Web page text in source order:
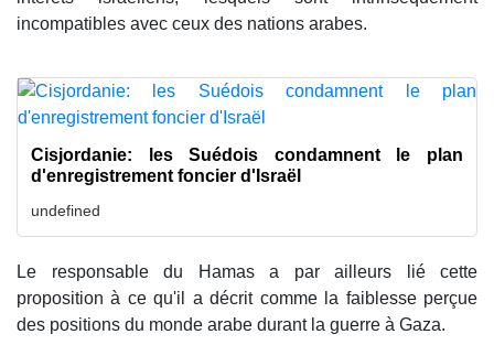
incompatibles avec ceux des nations arabes.
Cisjordanie: les Suédois condamnent le plan
d'enregistrement foncier d'Israël
undefined
Le responsable du Hamas a par ailleurs lié cette
proposition à ce qu'il a décrit comme la faiblesse perçue
des positions du monde arabe durant la guerre à Gaza.